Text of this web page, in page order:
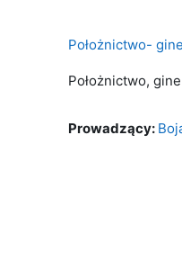
Położnictwo-
Położnictwo,
Prowadzący: